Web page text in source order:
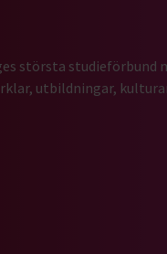
största studieförbund
utbildningar,